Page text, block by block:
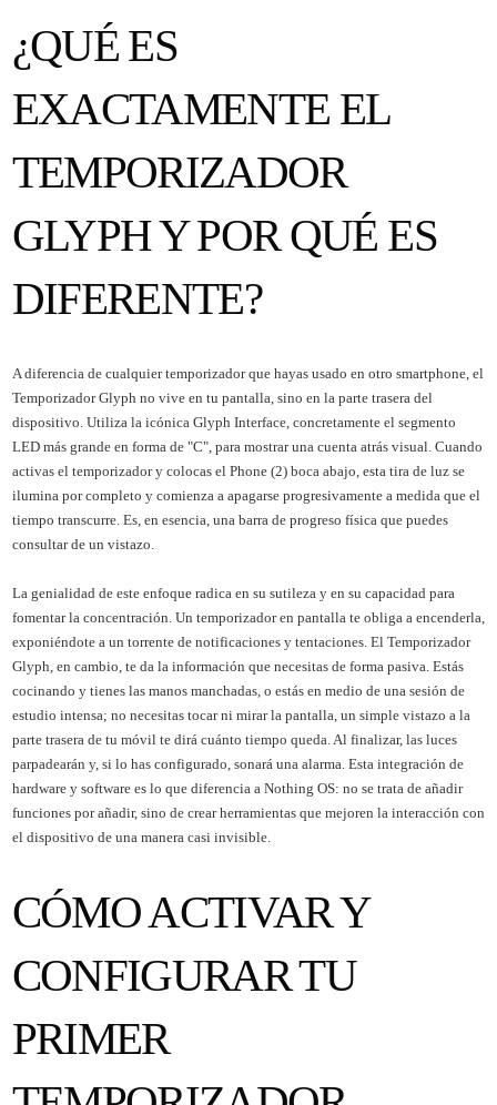
¿QUÉ ES
EXACTAMENTE EL
TEMPORIZADOR
GLYPH Y POR QUÉ ES
DIFERENTE?
A diferencia de cualquier temporizador que hayas usado en otro smartphone, el
Temporizador Glyph no vive en tu pantalla, sino en la parte trasera del
dispositivo. Utiliza la icónica Glyph Interface, concretamente el segmento
LED más grande en forma de "C", para mostrar una cuenta atrás visual. Cuando
activas el temporizador y colocas el Phone (2) boca abajo, esta tira de luz se
ilumina por completo y comienza a apagarse progresivamente a medida que el
tiempo transcurre. Es, en esencia, una barra de progreso física que puedes
consultar de un vistazo.
La genialidad de este enfoque radica en su sutileza y en su capacidad para
fomentar la concentración. Un temporizador en pantalla te obliga a encenderla,
exponiéndote a un torrente de notificaciones y tentaciones. El Temporizador
Glyph, en cambio, te da la información que necesitas de forma pasiva. Estás
cocinando y tienes las manos manchadas, o estás en medio de una sesión de
estudio intensa; no necesitas tocar ni mirar la pantalla, un simple vistazo a la
parte trasera de tu móvil te dirá cuánto tiempo queda. Al finalizar, las luces
parpadearán y, si lo has configurado, sonará una alarma. Esta integración de
hardware y software es lo que diferencia a Nothing OS: no se trata de añadir
funciones por añadir, sino de crear herramientas que mejoren la interacción con
el dispositivo de una manera casi invisible.
CÓMO ACTIVAR Y
CONFIGURAR TU
PRIMER